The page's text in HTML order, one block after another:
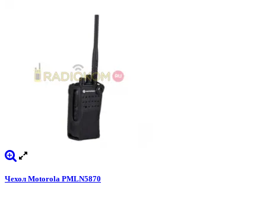
Чехол Motorola PMLN5870